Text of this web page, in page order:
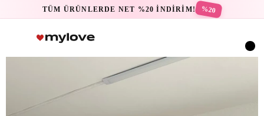
TÜM ÜRÜNLERDE NET %20 İNDİRİM! %20